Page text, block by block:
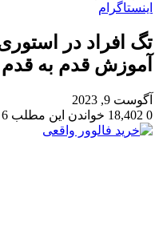
اینستاگرام
تگ افراد در
آموزش قدم به قدم
آگوست 9, 2023
0
خواندن این مطلب 6 دقیقه زمان میبرد